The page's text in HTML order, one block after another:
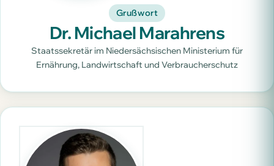
Grußwort
Dr. Michael Marahrens
Staatssekretär im Niedersächsischen Ministerium für
Ernährung, Landwirtschaft und Verbraucherschutz